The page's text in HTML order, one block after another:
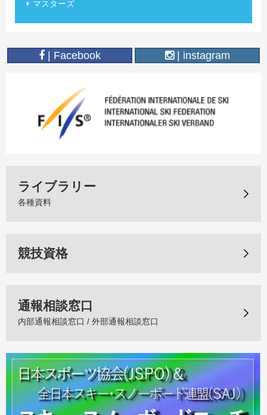
マスターズ
| Facebook | instagram
ライブラリー
各種資料
競技資格
通報相談窓口
内部通報相談窓口 / 外部通報相談窓口